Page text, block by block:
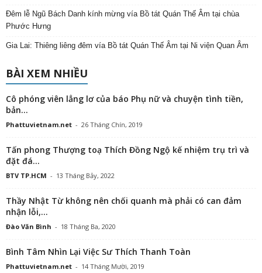
Đêm lễ Ngũ Bách Danh kính mừng vía Bồ tát Quán Thế Âm tại chùa
Phước Hưng
Gia Lai: Thiêng liêng đêm vía Bồ tát Quán Thế Âm tại Ni viện Quan Âm
BÀI XEM NHIỀU
Cô phóng viên lẳng lơ của báo Phụ nữ và chuyện tình tiền,
bản...
Phattuvietnam.net - 26 Tháng Chín, 2019
Tấn phong Thượng toạ Thích Đồng Ngộ kế nhiệm trụ trì và
đặt đá...
BTV TP.HCM - 13 Tháng Bảy, 2022
Thầy Nhật Từ không nên chối quanh mà phải có can đảm
nhận lỗi,...
Đào Văn Bình - 18 Tháng Ba, 2020
Bình Tâm Nhìn Lại Việc Sư Thích Thanh Toàn
Phattuvietnam.net - 14 Tháng Mười, 2019